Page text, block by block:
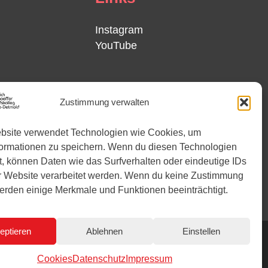
Zustimmung verwalten
verwendet Technologien wie Cookies, um
zu speichern. Wenn du diesen Technologien
können Daten wie das Surfverhalten oder eindeutige IDs
Website verarbeitet werden. Wenn du keine Zustimmung
einige Merkmale und Funktionen beeinträchtigt.
Ablehnen Einstellen
CookiesDatenschutz Impressum
Instagram
YouTube